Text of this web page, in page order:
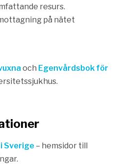
resurs.
på nätet
och Egenvårdsbok för
Sverige – hemsidor till